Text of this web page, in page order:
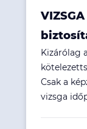
Kizárólag
Csak a
vizsga